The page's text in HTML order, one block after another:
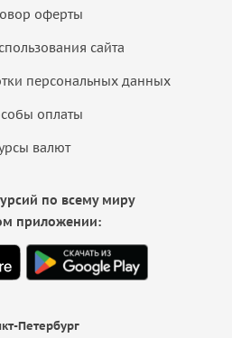
оферты
сайта
персональных данных
оплаты
валют
Петербург
по всему миру
приложении: